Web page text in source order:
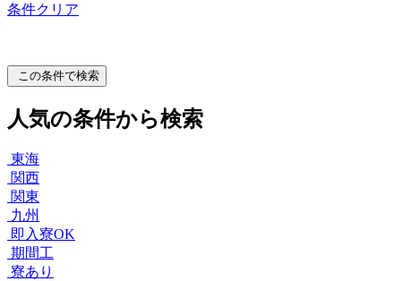
条件クリア
この条件で検索
人気の条件から検索
東海
関西
関東
九州
即入寮OK
期間工
寮あり